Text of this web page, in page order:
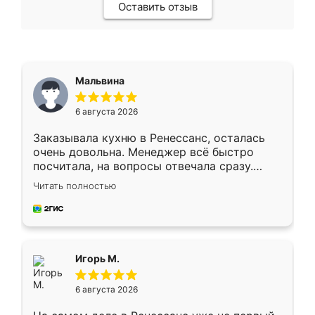
Оставить отзыв
Мальвина
6 августа 2026
Заказывала кухню в Ренессанс, осталась
очень довольна. Менеджер всё быстро
посчитала, на вопросы отвечала сразу.
Замерщик приехал в субботу, подошёл к
делу со всей ответственностью. Собрали
за день, ребята работали аккуратно, даже
Читать полностью
Игорь М.
6 августа 2026